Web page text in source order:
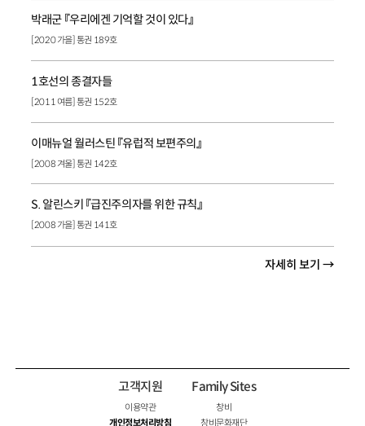
박래군 『우리에겐 기억할 것이 있다』
[2020 가을] 통권 189호
1호선의 종결자들
[2011 여름] 통권 152호
이매뉴얼 월러스틴 『유럽적 보편주의』
[2008 겨울] 통권 142호
S. 알린스키 『급진주의자를 위한 규칙』
[2008 가을] 통권 141호
자세히 보기 →
고객지원
이용약관
개인정보처리방침
Family Sites
창비
창비문화재단